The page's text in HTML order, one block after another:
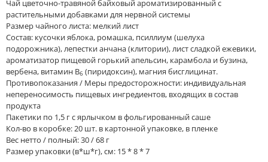
Чай цветочно-травяной байховый ароматизированный с
растительными добавками для нервной системы
Размер чайного листа: мелкий лист
Состав: кусочки яблока, ромашка, псиллиум (шелуха
подорожника), лепестки анчана (клитории), лист сладкой ежевики,
ароматизатор пищевой горький апельсин, карамбола и бузина,
вербена, витамин B6 (пиридоксин), магния бисглицинат.
Противопоказания / Меры предосторожности: индивидуальная
непереносимость пищевых ингредиентов, входящих в состав
продукта
Пакетики по 1,5 г с ярлычком в фольгированный саше
Кол-во в коробке: 20 шт. в картонной упаковке, в пленке
Вес нетто / полный: 30 / 68 г
Размер упаковки (в*ш*г), см: 15 * 8 * 7